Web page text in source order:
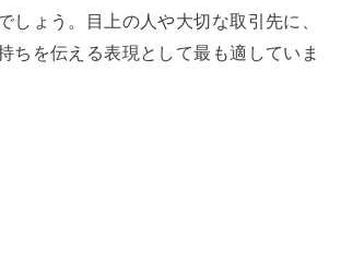
しょう。目上の人や大切な取引先に、
ちを伝える表現として最も適していま